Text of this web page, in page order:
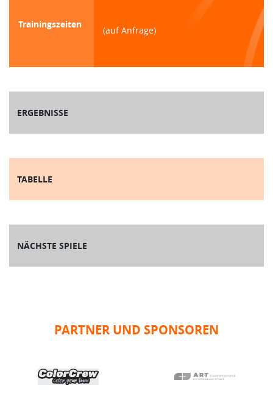
Trainingszeiten
(auf Anfrage)
ERGEBNISSE
TABELLE
NÄCHSTE SPIELE
PARTNER UND SPONSOREN